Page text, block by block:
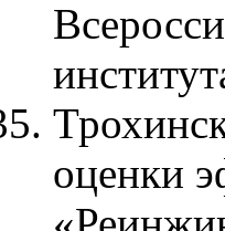
оценки